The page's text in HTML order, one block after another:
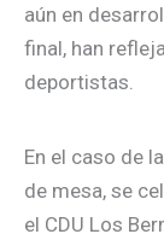
aún en
final, han
deportistas.
En el caso de
de mesa, se
el CDU Los